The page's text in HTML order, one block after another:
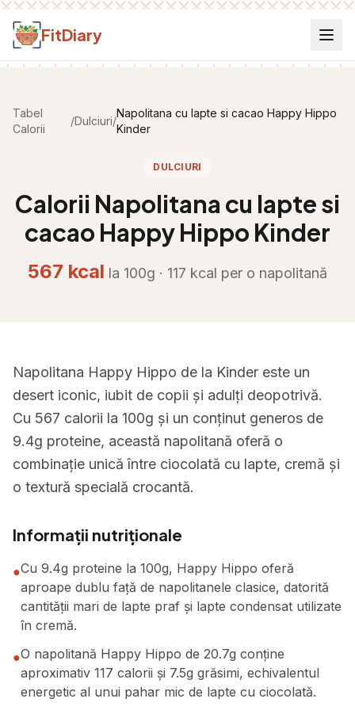
Salt la conținut
FitDiary
Tabel
Calorii
/Dulciuri/
Napolitana cu lapte si cacao Happy Hippo
Kinder
DULCIURI
Calorii Napolitana cu lapte si
cacao Happy Hippo Kinder
567 kcal la 100g · 117 kcal per o napolitană
Napolitana Happy Hippo de la Kinder este un
desert iconic, iubit de copii și adulți deopotrivă.
Cu 567 calorii la 100g și un conținut generos de
9.4g proteine, această napolitană oferă o
combinație unică între ciocolată cu lapte, cremă și
o textură specială crocantă.
Informații nutriționale
●Cu 9.4g proteine la 100g, Happy Hippo oferă
aproape dublu față de napolitanele clasice, datorită
cantității mari de lapte praf și lapte condensat utilizate
în cremă.
●O napolitană Happy Hippo de 20.7g conține
aproximativ 117 calorii și 7.5g grăsimi, echivalentul
energetic al unui pahar mic de lapte cu ciocolată.